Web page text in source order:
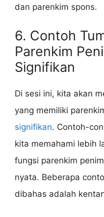
dan parenkim spons.
6. Contoh
Parenkim
Signifikan
Di sesi ini, kita akan
yang memiliki
signifikan. Contoh-
kita memahami lebih
fungsi parenkim
nyata. Beberapa
dibahas adalah